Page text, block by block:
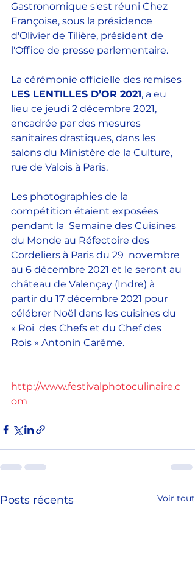
Gastronomique s'est réuni Chez
Françoise, sous la présidence
d'Olivier de Tilière, président de
l'Office de presse parlementaire.
La cérémonie officielle des remises
LES LENTILLES D’OR 2021, a eu
lieu ce jeudi 2 décembre 2021,
encadrée par des mesures
sanitaires drastiques, dans les
salons du Ministère de la Culture,
rue de Valois à Paris.
Les photographies de la
compétition étaient exposées
pendant la  Semaine des Cuisines
du Monde au Réfectoire des
Cordeliers à Paris du 29  novembre
au 6 décembre 2021 et le seront au
château de Valençay (Indre) à
partir du 17 décembre 2021 pour
célébrer Noël dans les cuisines du
« Roi  des Chefs et du Chef des
Rois » Antonin Carême.
http://www.festivalphotoculinaire.c
om
Posts récents Voir tout